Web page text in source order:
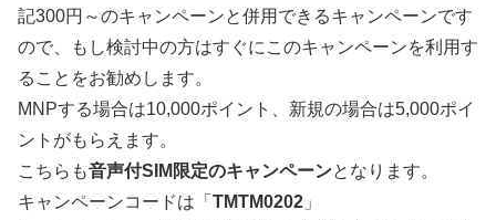
記300円～のキャンペーンと併用できるキャンペーンです
ので、もし検討中の方はすぐにこのキャンペーンを利用す
ることをお勧めします。
MNPする場合は10,000ポイント、新規の場合は5,000ポイ
ントがもらえます。
こちらも音声付SIM限定のキャンペーンとなります。
キャンペーンコードは「 TMTM0202 」